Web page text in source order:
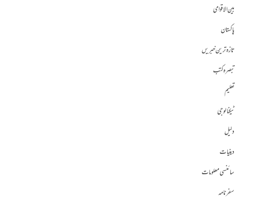
بین الاقوامی
پاکستان
تازہ ترین خبریں
تبصرہ کتب
تعلیم
ٹیکنالوجی
دلیل
دینیات
سائنسی معلومات
سفرنامہ